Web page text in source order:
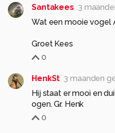
Santakees 3
Wat een mooie vogel
Groet Kees
0
HenkSt 3 maanden
Hij staat er mooi en
ogen. Gr. Henk
0